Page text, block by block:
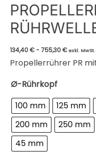
134,40€- 755,30€ exkl. MwSt.
Propellerrührer PR
Ø-Rührkopf
100 mm
125 mm
200 mm
250 mm
45 mm